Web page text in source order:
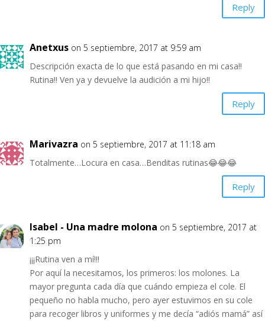
Reply
Anetxus on 5 septiembre, 2017 at 9:59 am
Descripción exacta de lo que está pasando en mi casa!!
Rutina!! Ven ya y devuelve la audición a mi hijo!!
Reply
Marivazra on 5 septiembre, 2017 at 11:18 am
Totalmente…Locura en casa…Benditas rutinas😂😂😂
Reply
Isabel - Una madre molona on 5 septiembre, 2017 at
1:25 pm
¡¡¡Rutina ven a mí!!!
Por aquí la necesitamos, los primeros: los molones. La
mayor pregunta cada día que cuándo empieza el cole. El
pequeño no habla mucho, pero ayer estuvimos en su cole
para recoger libros y uniformes y me decía “adiós mamá” así